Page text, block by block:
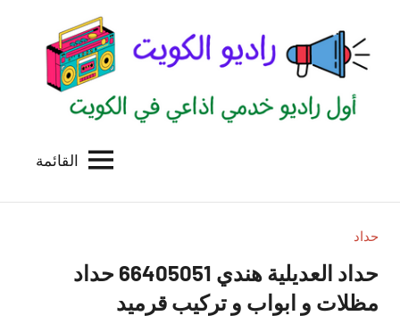
المحتوى
الكويت
للاعلانات
بالكويت
القائمة
حداد
حداد العديلية هندي 66405051 حداد
مظلات و ابواب و تركيب قرميد